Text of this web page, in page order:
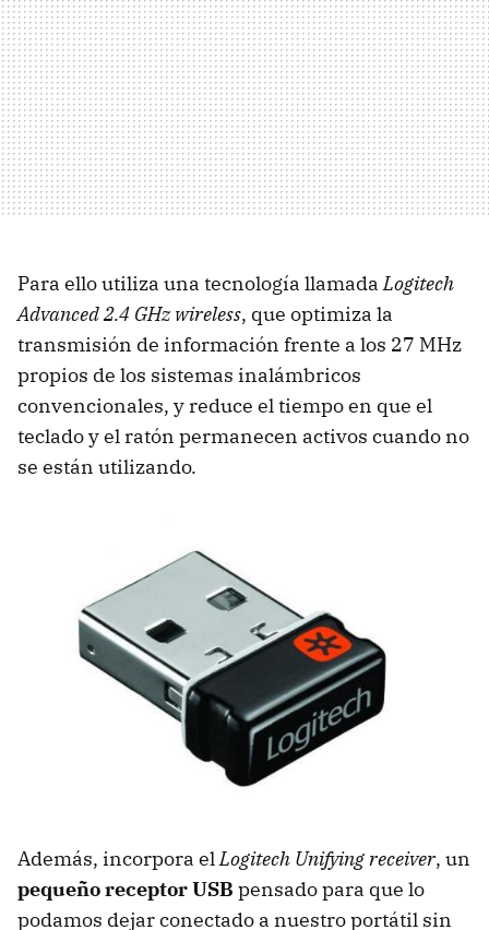
Para ello utiliza una tecnología llamadaLogitech
Advanced 2.4 GHz wireless, que optimiza la
transmisión de información frente a los 27 MHz
propios de los sistemas inalámbricos
convencionales, y reduce el tiempo en que el
teclado y el ratón permanecen activos cuando no
se están utilizando.
Además, incorpora elLogitech Unifying receiver, un
pequeño receptor USB pensado para que lo
podamos dejar conectado a nuestro portátil sin